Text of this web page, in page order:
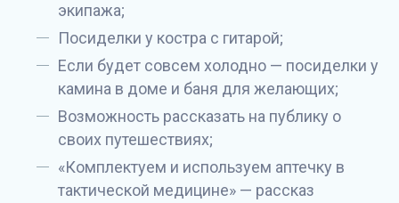
экипажа;
Посиделки у костра с гитарой;
Если будет совсем холодно — посиделки у
камина в доме и баня для желающих;
Возможность рассказать на публику о
своих путешествиях;
«Комплектуем и используем аптечку в
тактической медицине» — рассказ